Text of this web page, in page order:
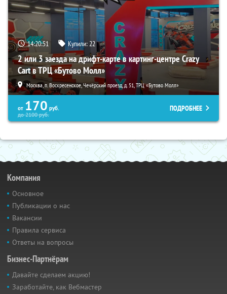
14:20:50 Купили:22
2 или 3 заезда на дрифт-карте в картинг-центре Crazy
Cart в ТРЦ «Бутово Молл»
Москва, п. Воскресенское, Чечёрский проезд, д. 51, ТРЦ «Бутово Молл»
от 170 руб.
до2100руб.
ПОДРОБНЕЕ
Компания
Основное
Публикации о нас
Вакансии
Правила сервиса
Ответы на вопросы
Бизнес-Партнёрам
Давайте сделаем акцию!
Заработайте, как Вебмастер